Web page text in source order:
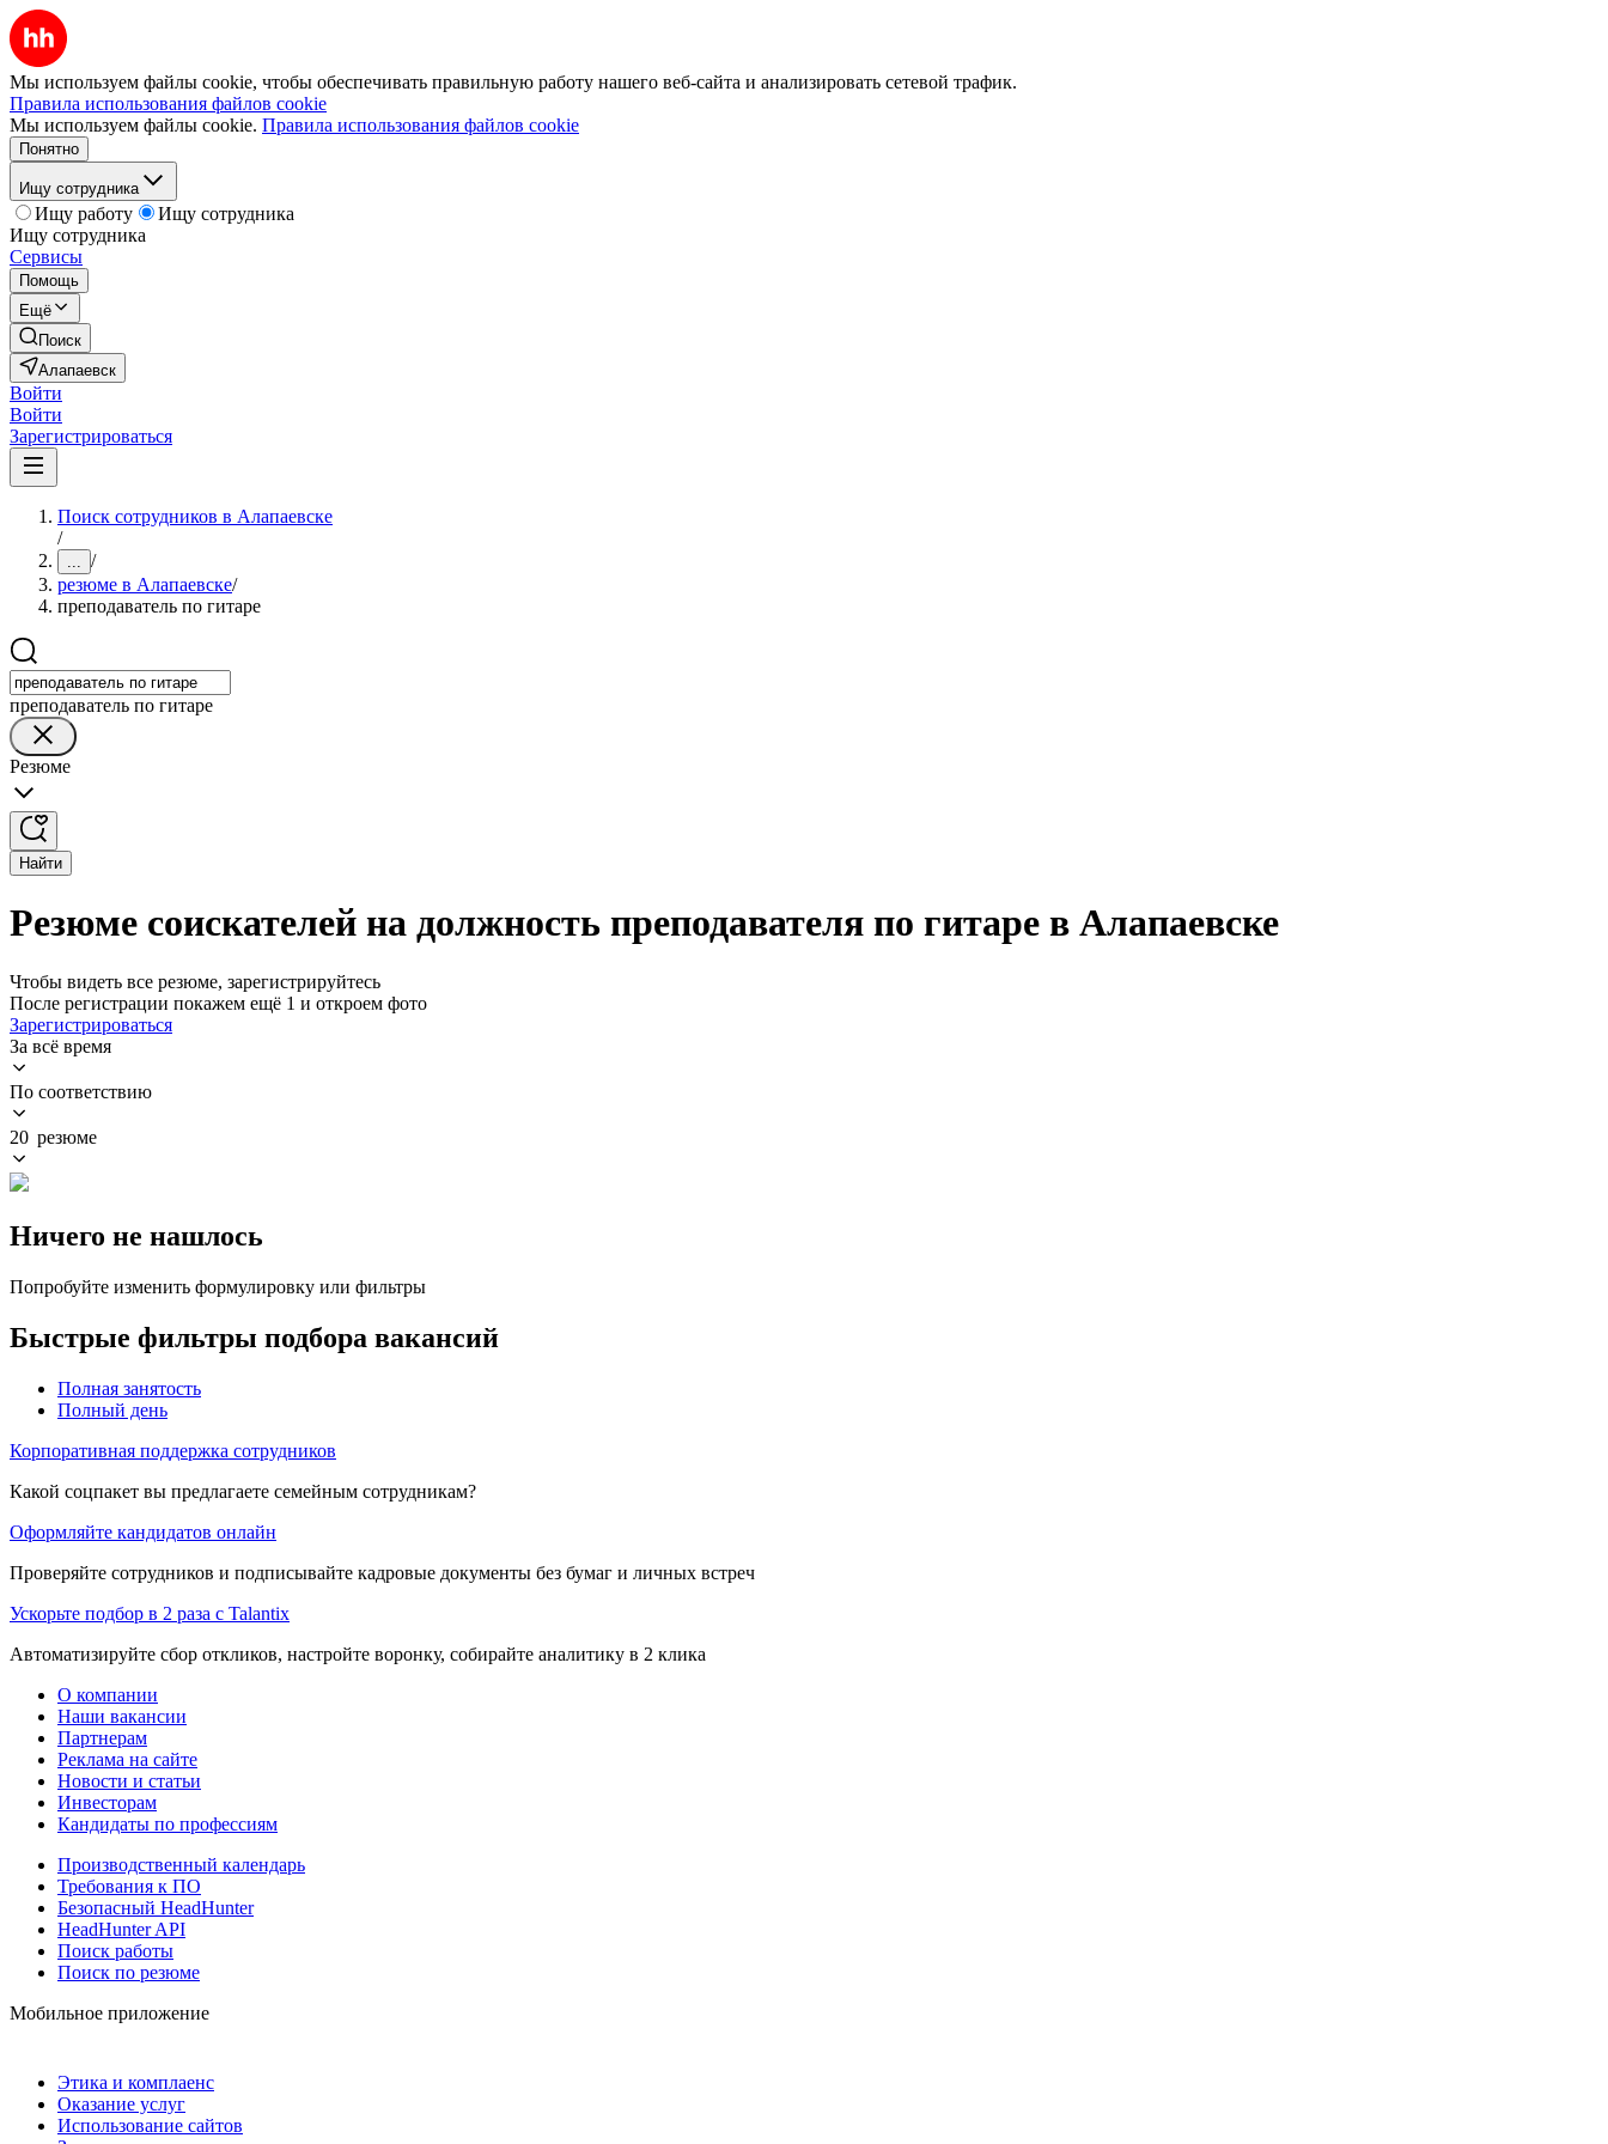
Мы используем файлы cookie, чтобы обеспечивать правильную работу нашего веб-сайта и анализировать сетевой трафик.
Правила использования файлов cookie
Мы используем файлы cookie. Правила использования файлов cookie
Понятно
Ищу сотрудника
Ищу работу
Ищу сотрудника
Ищу сотрудника
Сервисы
Помощь
Ещё
Поиск
Алапаевск
Войти
Войти
Зарегистрироваться
Поиск сотрудников в Алапаевске
/
... /
резюме в Алапаевске/
преподаватель по гитаре
преподаватель по гитаре
Резюме
Найти
Резюме соискателей на должность преподавателя по гитаре в Алапаевске
Чтобы видеть все резюме, зарегистрируйтесь
После регистрации покажем ещё 1 и откроем фото
Зарегистрироваться
За всё время
По соответствию
20 резюме
Ничего не нашлось
Попробуйте изменить формулировку или фильтры
Быстрые фильтры подбора вакансий
Полная занятость
Полный день
Корпоративная поддержка сотрудников
Какой соцпакет вы предлагаете семейным сотрудникам?
Оформляйте кандидатов онлайн
Проверяйте сотрудников и подписывайте кадровые документы без бумаг и личных встреч
Ускорьте подбор в 2 раза с Talantix
Автоматизируйте сбор откликов, настройте воронку, собирайте аналитику в 2 клика
О компании
Наши вакансии
Партнерам
Реклама на сайте
Новости и статьи
Инвесторам
Кандидаты по профессиям
Производственный календарь
Требования к ПО
Безопасный HeadHunter
HeadHunter API
Поиск работы
Поиск по резюме
Мобильное приложение
Этика и комплаенс
Оказание услуг
Использование сайтов